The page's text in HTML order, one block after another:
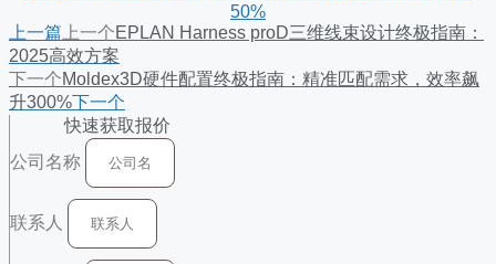
50%
上一篇 上一个EPLAN Harness proD三维线束设计终极指南：
2025高效方案
下一个Moldex3D硬件配置终极指南：精准匹配需求，效率飙
升300%下一个
快速获取报价
公司名称
联系人